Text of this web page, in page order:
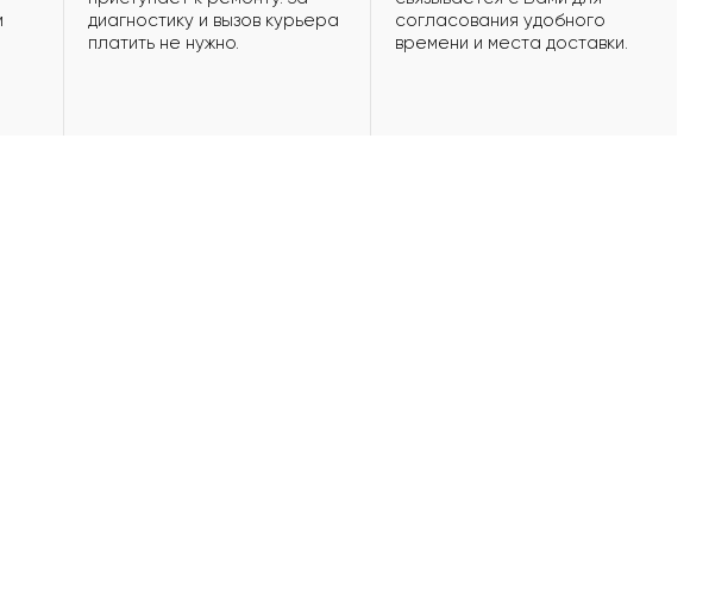
диагностику и вызов курьера
платить не нужно.
согласования удобного
времени и места доставки.